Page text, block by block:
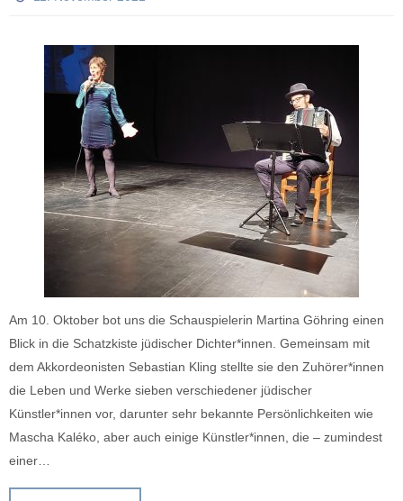
Am 10. Oktober bot uns die Schauspielerin Martina Göhring einen
Blick in die Schatzkiste jüdischer Dichter*innen. Gemeinsam mit
dem Akkordeonisten Sebastian Kling stellte sie den Zuhörer*innen
die Leben und Werke sieben verschiedener jüdischer
Künstler*innen vor, darunter sehr bekannte Persönlichkeiten wie
Mascha Kaléko, aber auch einige Künstler*innen, die – zumindest
einer…